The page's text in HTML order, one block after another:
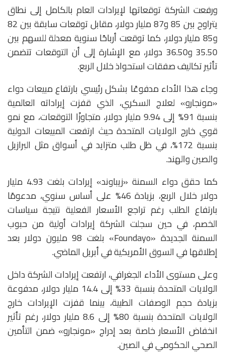
ورفعت الشركة توقعاتها لإيرادات العام بالكامل إلى نطاق
يتراوح بين 85 و87 مليار دولار، مقابل توقعات سابقة بين 82
و85 مليار دولار، كما توقعت أرباحًا سنوية معدلة للسهم بين
35.50 و36.50 دولار، مع الإشارة إلى أن التوقعات تتضمن
تأثير تكاليف صفقات استحواذ خلال الربع.
وجاء هذا الأداء مدفوعًا بشكل رئيسي بارتفاع مبيعات دواء
«مونجارو» لعلاج السكري، الذي قفزت إيراداته العالمية
بنسبة 91% إلى 9.94 مليار دولار، متجاوزًا التوقعات، مع نمو
قوي خارج الولايات المتحدة حيث ارتفعت المبيعات الدولية
بنسبة 172%، في ظل طلب متزايد في أسواق مثل البرازيل
والصين والهند.
كما حقق دواء السمنة «زيباوند» إيرادات بلغت 4.93 مليار
دولار خلال الربع، بزيادة 46% على أساس سنوي، مدعومًا
بارتفاع الطلب رغم تراجع الأسعار الفعلية نتيجة سياسات
الخصم، في حين سجلت الشركة إيرادات أولية من حبوب
السمنة الجديدة «Foundayo» بلغت 98 مليون دولار بعد
إطلاقها في السوق الأمريكية في أبريل الماضي.
وعلى مستوى الأداء الجغرافي، ارتفعت إيرادات الشركة داخل
الولايات المتحدة بنسبة 33% إلى 14.4 مليار دولار، مدفوعة
بزيادة حجم الوصفات الطبية، بينما قفزت الإيرادات خارج
الولايات المتحدة بنسبة 80% إلى 8.6 مليار دولار، رغم تأثير
انخفاض الأسعار خاصة بعد إدراج «مونجارو» ضمن التأمين
الصحي الحكومي في الصين.